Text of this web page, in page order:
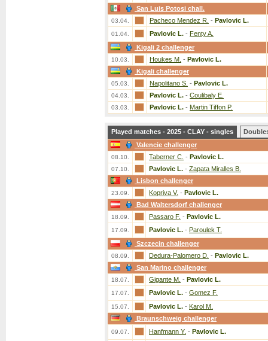
San Luis Potosi chall.
03.04. Pacheco Mendez R. - Pavlovic L.
01.04. Pavlovic L. - Fenty A.
Kigali 2 challenger
10.03. Houkes M. - Pavlovic L.
Kigali challenger
05.03. Napolitano S. - Pavlovic L.
04.03. Pavlovic L. - Coulibaly E.
03.03. Pavlovic L. - Martin Tiffon P.
Played matches - 2025 - CLAY - singles
Valencie challenger
08.10. Taberner C. - Pavlovic L.
07.10. Pavlovic L. - Zapata Miralles B.
Lisbon challenger
23.09. Kopriva V. - Pavlovic L.
Bad Waltersdorf challenger
18.09. Passaro F. - Pavlovic L.
17.09. Pavlovic L. - Paroulek T.
Szczecin challenger
08.09. Dedura-Palomero D. - Pavlovic L.
San Marino challenger
18.07. Gigante M. - Pavlovic L.
17.07. Pavlovic L. - Gomez F.
15.07. Pavlovic L. - Karol M.
Braunschweig challenger
09.07. Hanfmann Y. - Pavlovic L.